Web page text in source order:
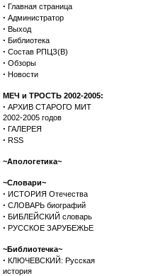
· Главная страница
· Администратор
· Выход
· Библиотека
· Состав РПЦЗ(В)
· Обзоры
· Новости
МЕЧ и ТРОСТЬ 2002-2005:
· АРХИВ СТАРОГО МИТ
2002-2005 годов
· ГАЛЕРЕЯ
· RSS
~Апологетика~
~Словари~
· ИСТОРИЯ Отечества
· СЛОВАРЬ биографий
· БИБЛЕЙСКИЙ словарь
· РУССКОЕ ЗАРУБЕЖЬЕ
~Библиотечка~
· КЛЮЧЕВСКИЙ: Русская
история